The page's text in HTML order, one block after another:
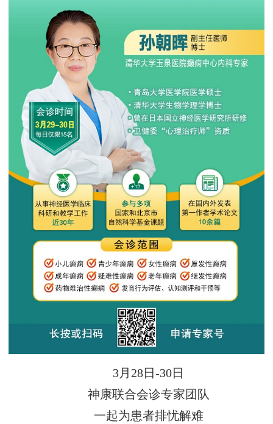
3月28日-30日
神康联合会诊专家团队
一起为患者排忧解难